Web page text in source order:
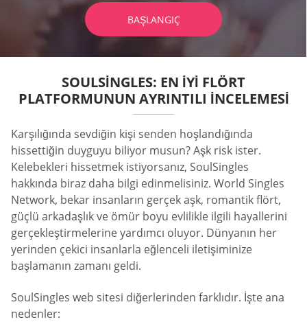
BAŞLANGIÇ
SOULSINGLES: EN İYI FLÖRT
PLATFORMUNUN AYRINTILI İNCELEMESI
Karşılığında sevdiğin kişi senden hoşlandığında
hissettiğin duyguyu biliyor musun? Aşk risk ister.
Kelebekleri hissetmek istiyorsanız, SoulSingles
hakkında biraz daha bilgi edinmelisiniz. World Singles
Network, bekar insanların gerçek aşk, romantik flört,
güçlü arkadaşlık ve ömür boyu evlilikle ilgili hayallerini
gerçekleştirmelerine yardımcı oluyor. Dünyanın her
yerinden çekici insanlarla eğlenceli iletişiminize
başlamanın zamanı geldi.
SoulSingles web sitesi diğerlerinden farklıdır. İşte ana
nedenler: